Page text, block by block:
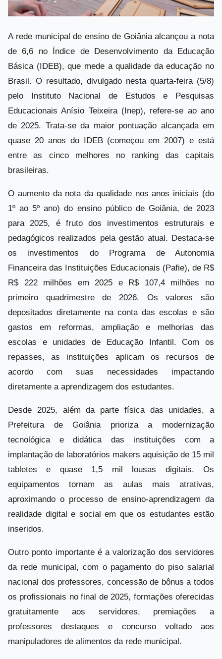
A rede municipal de ensino de Goiânia alcançou a nota
de 6,6 no Índice de Desenvolvimento da Educação
Básica (IDEB), que mede a qualidade da educação no
Brasil. O resultado, divulgado nesta quarta-feira (5/8)
pelo Instituto Nacional de Estudos e Pesquisas
Educacionais Anísio Teixeira (Inep), refere-se ao ano
de 2025. Trata-se da maior pontuação alcançada em
quase 20 anos do IDEB (começou em 2007) e está
entre as cinco melhores no ranking das capitais
brasileiras.
O aumento da nota da qualidade nos anos iniciais (do
1º ao 5º ano) do ensino público de Goiânia, de 2023
para 2025, é fruto dos investimentos estruturais e
pedagógicos realizados pela gestão atual. Destaca-se
os investimentos do Programa de Autonomia
Financeira das Instituições Educacionais (Pafie), de R$
R$ 222 milhões em 2025 e R$ 107,4 milhões no
primeiro quadrimestre de 2026. Os valores são
depositados diretamente na conta das escolas e são
gastos em reformas, ampliação e melhorias das
escolas e unidades de Educação Infantil. Com os
repasses, as instituições aplicam os recursos de
acordo com suas necessidades impactando
diretamente a aprendizagem dos estudantes.
Desde 2025, além da parte física das unidades, a
Prefeitura de Goiânia prioriza a modernização
tecnológica e didática das instituições com a
implantação de laboratórios makers aquisição de 15 mil
tabletes e quase 1,5 mil lousas digitais. Os
equipamentos tornam as aulas mais atrativas,
aproximando o processo de ensino-aprendizagem da
realidade digital e social em que os estudantes estão
inseridos.
Outro ponto importante é a valorização dos servidores
da rede municipal, com o pagamento do piso salarial
nacional dos professores, concessão de bônus a todos
os profissionais no final de 2025, formações oferecidas
gratuitamente aos servidores, premiações a
professores destaques e concurso voltado aos
manipuladores de alimentos da rede municipal.